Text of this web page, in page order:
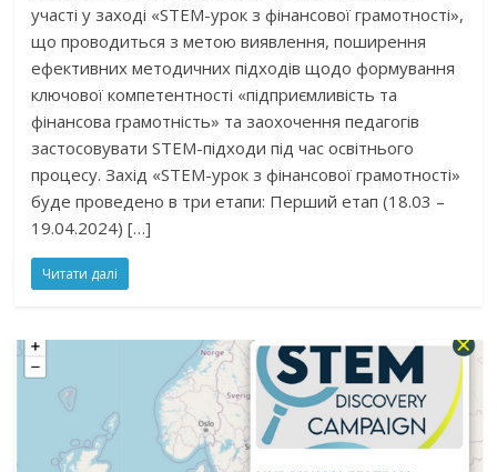
участі у заході «STEM-урок з фінансової грамотності»,
що проводиться з метою виявлення, поширення
ефективних методичних підходів щодо формування
ключової компетентності «підприємливість та
фінансова грамотність» та заохочення педагогів
застосовувати STEM-підходи під час освітнього
процесу. Захід «STEM-урок з фінансової грамотності»
буде проведено в три етапи: Перший етап (18.03 –
19.04.2024) […]
Читати далі